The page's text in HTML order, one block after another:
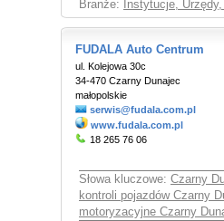
Branże:
Instytucje,
FUDALA Auto Centrum
ul. Kolejowa 30c
34-470 Czarny Dunajec
małopolskie
serwis@fudala.com.pl
www.fudala.com.pl
18 265 76 06
Słowa kluczowe: Czarny
kontroli pojazdów Czarny
motoryzacyjne Czarny